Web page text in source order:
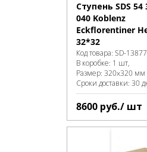
Ступень SDS 54
040 Koblenz
Eckflorentiner
32*32
Код товара: SD-
В коробке: 1 шт,
Размер: 320x320 мм
Сроки доставки: 30
8600 руб./ шт